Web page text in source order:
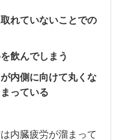
れていないことでの
飲んでしまう
内側に向けて丸くな
っている
内臓疲労が溜まって